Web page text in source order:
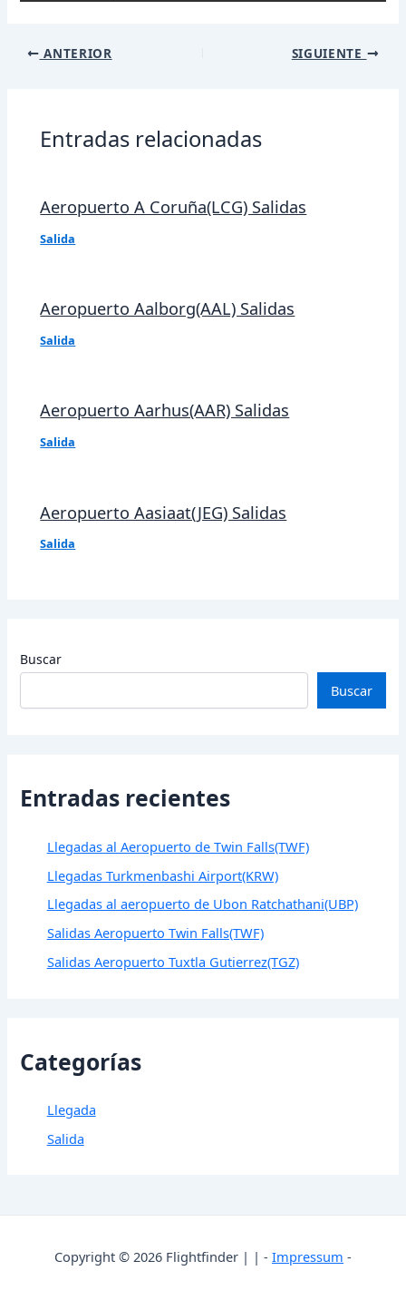
Navegación
ANTERIOR SIGUIENTE
Entradas relacionadas
Aeropuerto A Coruña(LCG) Salidas
Salida
Aeropuerto Aalborg(AAL) Salidas
Salida
Aeropuerto Aarhus(AAR) Salidas
Salida
Aeropuerto Aasiaat(JEG) Salidas
Salida
Buscar
Buscar
Entradas recientes
Llegadas al Aeropuerto de Twin Falls(TWF)
Llegadas Turkmenbashi Airport(KRW)
Llegadas al aeropuerto de Ubon Ratchathani(UBP)
Salidas Aeropuerto Twin Falls(TWF)
Salidas Aeropuerto Tuxtla Gutierrez(TGZ)
Categorías
Llegada
Salida
Copyright © 2026 Flightfinder | | - Impressum -